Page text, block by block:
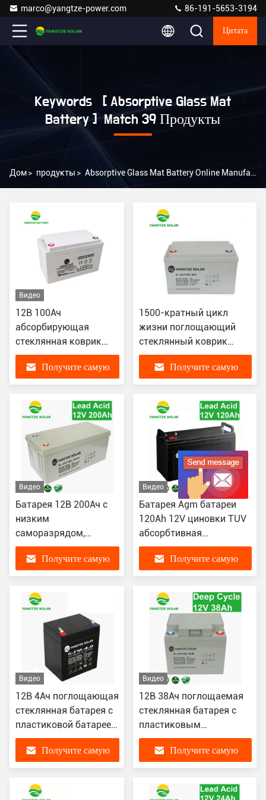
marco@yangtze-power.com 86-191-5653-3194
Цитата
Keywords [ Absorptive Glass Mat
Battery ] Match 39 Продукты
Дом> продукты > Absorptive Glass Mat Battery Online Manufacturer
Видео
12В 100Ач
абсорбирующая
стеклянная коврик
батарея 10.5В-11.0В
разрядное
отключение
напряжение
Получите самую
1500-кратный цикл
жизни поглощающий
стеклянный коврик
батарея разряд
отключение напряжение
12В 90Ач
Получите самую
Видео
Батарея 12В 200Ач с
низким
саморазрядом,
абсорбирующая
стеклянный коврик с
рабочей температурой
-20°C~60°C
Получите самую
Видео
Батарея Agm батареи
120Ah 12V циновки TUV
абсорбтивная
стеклянная
Получите самую
Видео
12В 4Ач поглощающая
стеклянная батарея с
пластиковой батареей
ABS и терминалом
M8/M10Получите самую
Видео
12В 38Ач поглощаемая
стеклянная батарея с
пластиковым
аккумулятором из ABS
1500-кратный срок
службы
Получите самую